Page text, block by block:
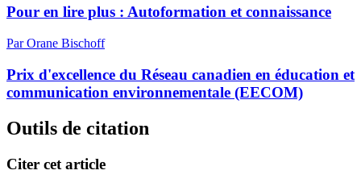
Pour en lire plus : Autoformation et connaissance
Par Orane Bischoff
Prix d'excellence du Réseau canadien en éducation et
communication environnementale (EECOM)
Outils de citation
Citer cet article